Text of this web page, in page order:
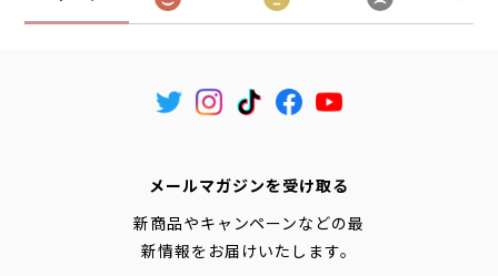
メールマガジンを受け取る
新商品やキャンペーンなどの最
新情報をお届けいたします。